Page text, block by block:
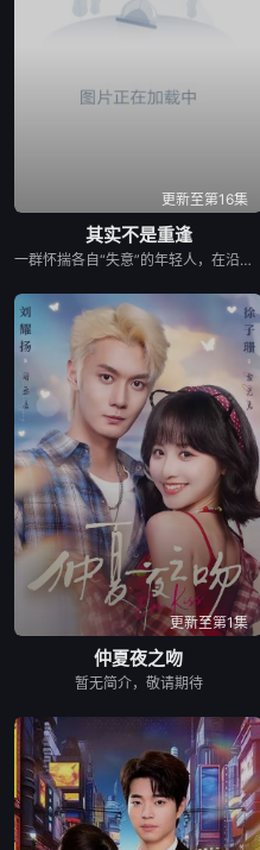
更新至第16集
其实不是重逢
一群怀揣各自“失意”的年轻人，在沿海小城南安相遇相知，他们决心各展所长创办旅行社。他们以当地的特色人文与美食为引，用真诚与创意打动游客。尽管在创业路上笑料百出，但他们也渐渐褪去青涩，逐渐打响“成功旅行社”的品牌。从“冤家”互怼到甜蜜携手，“成功小分队”不仅在南安扎根了事业，更收获了惺惺相惜的友情与双向奔赴的爱情。
更新至第1集
仲夏夜之吻
暂无简介，敬请期待